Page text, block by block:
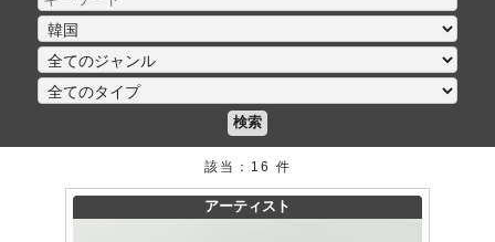
検索
該当：16 件
アーティスト